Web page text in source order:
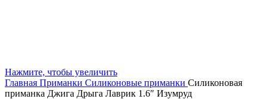
Нажмите, чтобы увеличить
Главная Приманки Силиконовые приманки Силиконовая
приманка Джига Дрыга Лаврик 1.6″ Изумруд